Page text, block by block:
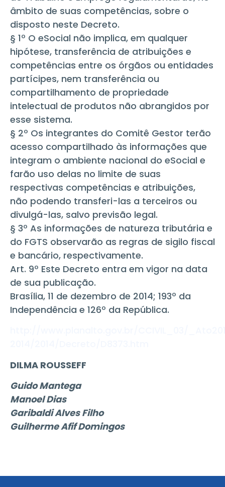
âmbito de suas competências, sobre o
disposto neste Decreto.
§ 1º O eSocial não implica, em qualquer
hipótese, transferência de atribuições e
competências entre os órgãos ou entidades
partícipes, nem transferência ou
compartilhamento de propriedade
intelectual de produtos não abrangidos por
esse sistema.
§ 2º Os integrantes do Comitê Gestor terão
acesso compartilhado às informações que
integram o ambiente nacional do eSocial e
farão uso delas no limite de suas
respectivas competências e atribuições,
não podendo transferi-las a terceiros ou
divulgá-las, salvo previsão legal.
§ 3º As informações de natureza tributária e
do FGTS observarão as regras de sigilo fiscal
e bancário, respectivamente.
Art. 9º Este Decreto entra em vigor na data
de sua publicação.
Brasília, 11 de dezembro de 2014; 193º da
Independência e 126º da República.
DILMA ROUSSEFF
Guido Mantega
Manoel Dias
Garibaldi Alves Filho
Guilherme Afif Domingos